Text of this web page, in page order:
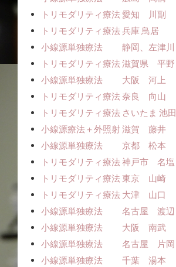
トリモダリティ療法 愛知 川副
トリモダリティ療法 兵庫 鳥居
小線源単独療法 静岡、左津川
トリモダリティ療法 滋賀県 平野
小線源単独療法 大阪 河上
トリモダリティ療法 奈良 向山
トリモダリティ療法 さいたま 池田
小線源療法＋外照射 滋賀 藤井
小線源単独療法 京都 松本
トリモダリティ療法 神戸市 名塩
トリモダリティ療法 東京 山崎
トリモダリティ療法 大津 山口
小線源単独療法 名古屋 渡辺
小線源単独療法 大阪 南武
小線源単独療法 名古屋 片岡
小線源単独療法 千葉 湯本